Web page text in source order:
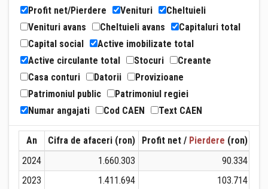
Profit net/Pierdere
Venituri
Cheltuieli
Venituri avans
Cheltuieli avans
Capitaluri total
Capital social
Active imobilizate total
Active circulante total
Stocuri
Creante
Casa conturi
Datorii
Provizioane
Patrimoniul public
Patrimoniul regiei
Numar angajati
Cod CAEN Text CAEN
An Cifra de afaceri (ron) Profit net / Pierdere (ron)
2024
1.660.303
90.334
2023
1.411.694
103.714